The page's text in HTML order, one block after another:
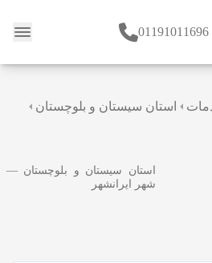
وبلاگ 01191011696
استان سیستان و بلوچستان
استان سیستان و بلوچستان —
شهر ایرانشهر